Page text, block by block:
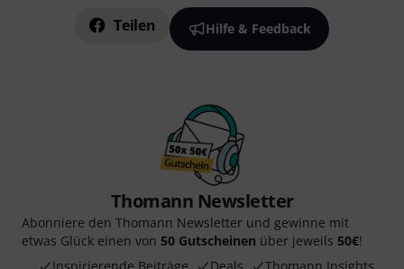
Teilen Hilfe & Feedback
Thomann Newsletter
Abonniere den Thomann Newsletter und gewinne mit
etwas Glück einen von 50 Gutscheinen über jeweils 50€!